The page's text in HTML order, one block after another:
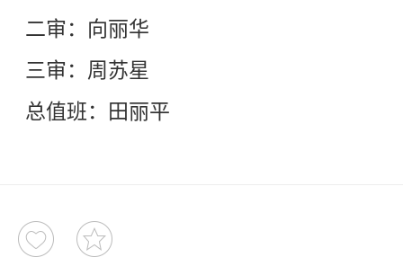
二审：向丽华
三审：周苏星
总值班：田丽平